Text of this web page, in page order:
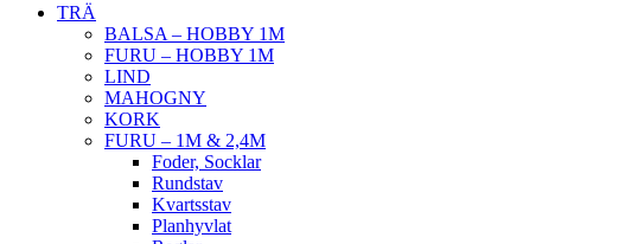
TRÄ
BALSA – HOBBY 1M
FURU – HOBBY 1M
LIND
MAHOGNY
KORK
FURU – 1M & 2,4M
Foder, Socklar
Rundstav
Kvartsstav
Planhyvlat